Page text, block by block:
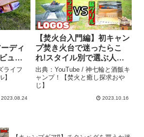
ディ
ュ
パ最強
#
キャン
ライフ
】
2023.08.24
【焚火台入門編】初キャン
プ焚き火台で迷ったらこ
れ!スタイル別で選ぶ人気
の２台を紹介。 – 神七輪と
酒飯キャンプ！【焚火と癒
し探求おやじ】
出典：YouTube / 神七輪と酒飯キ
ャンプ！【焚火と癒し探求おや
じ】
2023.10.16